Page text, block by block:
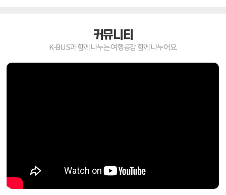
커뮤니티
K-BUS과 함께 나누는 여행공감 함께 나누어요.